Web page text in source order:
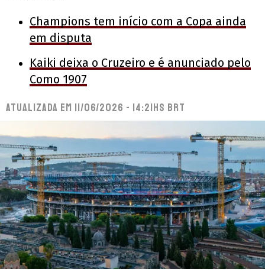
Champions tem início com a Copa ainda
em disputa
Kaiki deixa o Cruzeiro e é anunciado pelo
Como 1907
Atualizada em 11/06/2026 - 14:21hs BRT